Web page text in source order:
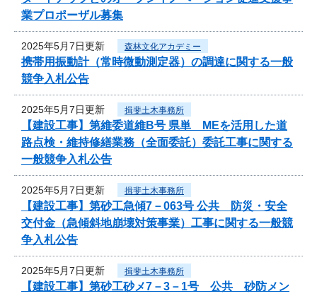
業プロポーザル募集
2025年5月7日更新 森林文化アカデミー
携帯用振動計（常時微動測定器）の調達に関する一般
競争入札公告
2025年5月7日更新 揖斐土木事務所
【建設工事】第維委道維B号 県単 MEを活用した道
路点検・維持修繕業務（全面委託）委託工事に関する
一般競争入札公告
2025年5月7日更新 揖斐土木事務所
【建設工事】第砂工急傾7－063号 公共 防災・安全
交付金（急傾斜地崩壊対策事業）工事に関する一般競
争入札公告
2025年5月7日更新 揖斐土木事務所
【建設工事】第砂工砂メ7－3－1号 公共 砂防メン